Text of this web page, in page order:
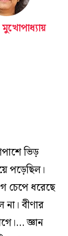
মুখোপাধ্যায়
ভিড়
পড়েছিল।
চেপে ধরেছে
না। বীণার
জ্ঞান